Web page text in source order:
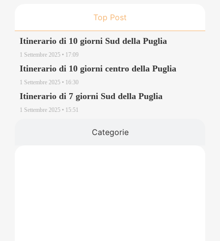
Top Post
Categorie
Itinerario di 10 giorni Sud della Puglia
1 Settembre 2025 17:09
Itinerario di 10 giorni centro della Puglia
1 Settembre 2025 16:30
Itinerario di 7 giorni Sud della Puglia
1 Settembre 2025 15:51